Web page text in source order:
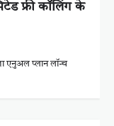
फ्री कॉलिंग के
एनुअल प्लान लॉन्च